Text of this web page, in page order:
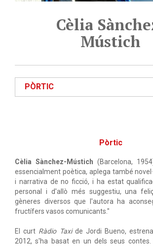
Cèlia
Mústich
PÒRTIC
Pòrtic
Cèlia Sànchez-Mústich (Barcelona,
essencialment poètica, aplega també
i narrativa de no ficció, i ha estat
personal i d'allò més suggestiu, una
gèneres diversos que l'autora ha
fructífers vasos comunicants."
El curt Ràdio Taxide Jordi Bueno,
2012, s'ha basat en un dels seus